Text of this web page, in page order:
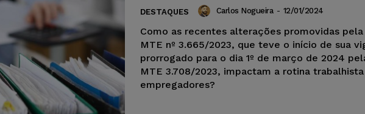
DESTAQUES Carlos Nogueira - 12/01/2024
Como as recentes alterações promovidas
MTE nº 3.665/2023, que teve o início de sua
prorrogado para o dia 1º de março de 2024
MTE 3.708/2023, impactam a rotina
empregadores?